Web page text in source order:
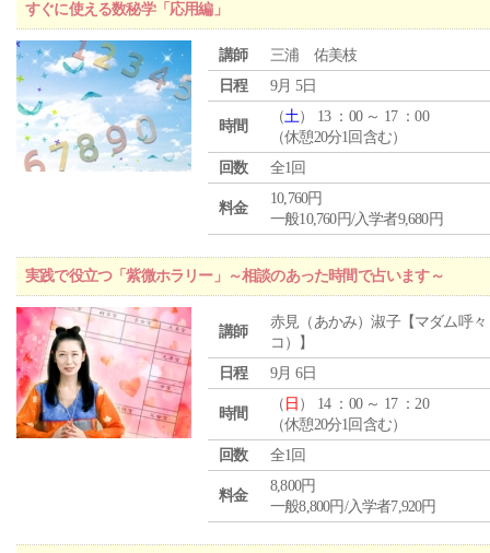
すぐに使える数秘学「応用編」
講師
三浦 佑美枝
日程
9月 5日
時間
（土） 13 ：00 ～ 17 ：00
（休憩20分1回含む）
回数
全1回
料金
10,760円
一般10,760円/入学者9,680円
実践で役立つ「紫微ホラリー」～相談のあった時間で占います～
講師
赤見（あかみ）淑子【マダム呼々
コ）】
日程
9月 6日
時間
（ 日 ） 14 ：00 ～ 17 ：20
（休憩20分1回含む）
回数
全1回
料金
8,800円
一般8,800円/入学者7,920円